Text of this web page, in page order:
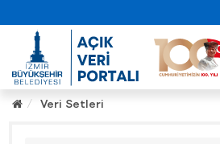
Veri Setleri